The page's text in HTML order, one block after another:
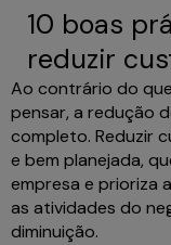
10 boas
reduzir
Ao contrário do
pensar, a redução
completo. Reduzir
e bem planejada,
empresa e prioriza
as atividades do
diminuição.